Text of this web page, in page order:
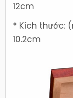
12cm
* Kích thước:
10.2cm